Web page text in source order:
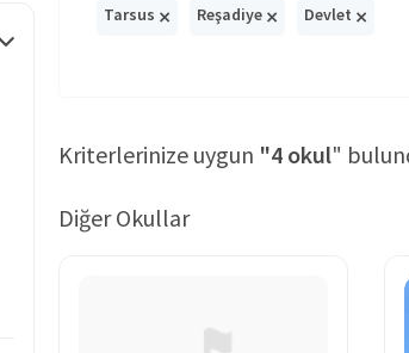
Tarsus × Reşadiye × Devlet ×
Kriterlerinize uygun "4 okul"
Diğer Okullar